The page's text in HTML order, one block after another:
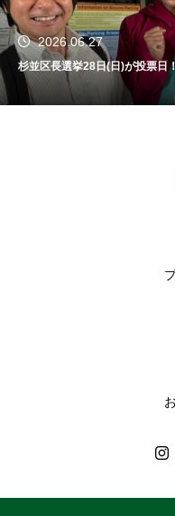
2026.06.27
杉並区長選挙28日(日)が投票日